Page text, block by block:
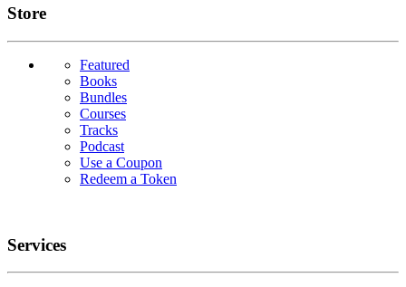
Links
Store
Featured
Books
Bundles
Courses
Tracks
Podcast
Use a Coupon
Redeem a Token
Services